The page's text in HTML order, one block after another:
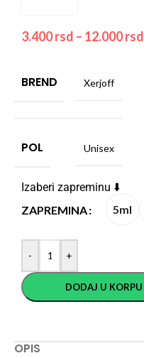
3.400rsd – 12.000rsd
BREND Xerjoff
POL Unisex
Izaberi zapreminu ⬇️
ZAPREMINA
5ml
- +
DODAJ U KORPU
OPIS